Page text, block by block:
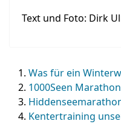
Text und Foto: Dirk
Was für ein
1000Seen
Kentertraining